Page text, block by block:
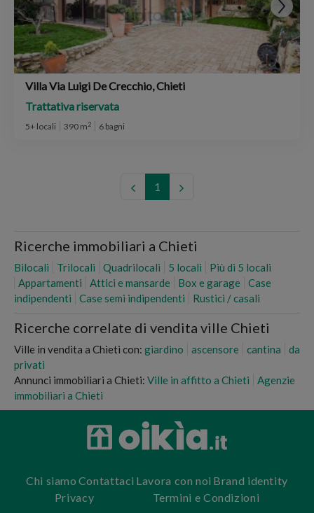
Villa Via Luigi De Crecchio, Chieti
Trattativa riservata
5+ locali 390 m2 6 bagni
1
Ricerche immobiliari a Chieti
Bilocali Trilocali Quadrilocali 5 locali
Più di 5 locali
Appartamenti
Attici e mansarde Box e garage
Case
indipendenti
Case semi indipendenti Rustici / casali
Ricerche correlate di vendita ville Chieti
Ville in vendita a Chieti con: giardino ascensore cantina
da
privati
Annunci immobiliari a Chieti: Ville in affitto a Chieti
Agenzie
immobiliari a Chieti
Chi siamo Contattaci Lavora con noi Brand identity
Privacy
Termini e Condizioni